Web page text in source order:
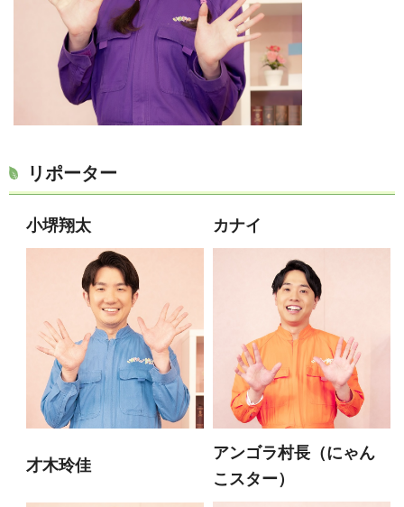
リポーター
小堺翔太 カナイ
才木玲佳
アンゴラ村長（にゃん
こスター）